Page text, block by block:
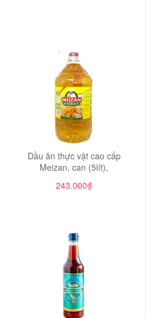
Dầu ăn thực vật cao cấp
Meizan, can (5lít),
243.000₫